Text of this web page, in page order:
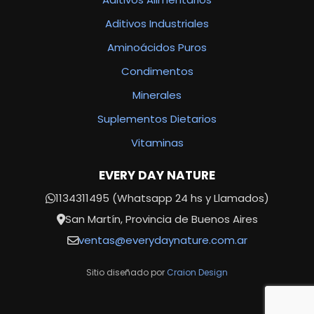
Aditivos Industriales
Aminoácidos Puros
Condimentos
Minerales
Suplementos Dietarios
Vitaminas
EVERY DAY NATURE
1134311495 (Whatsapp 24 hs y Llamados)
San Martín, Provincia de Buenos Aires
ventas@everydaynature.com.ar
Sitio diseñado por Craion Design